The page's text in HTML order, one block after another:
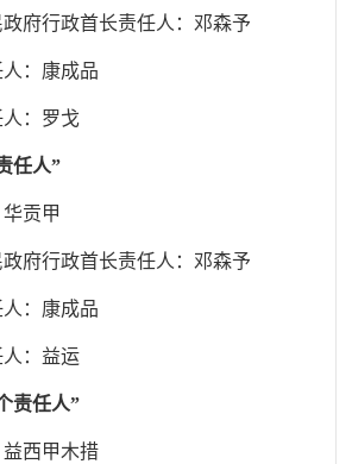
府行政首长责任人 ：邓森予
：康成品
：罗戈
任人”
贡甲
府行政首长责任人 ：邓森予
：康成品
：益运
责任人”
西甲木措